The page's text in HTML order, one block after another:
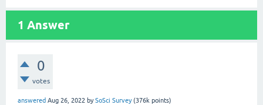
1 Answer
0
votes
answered Aug 26, 2022 bySoSci Survey (376k points)